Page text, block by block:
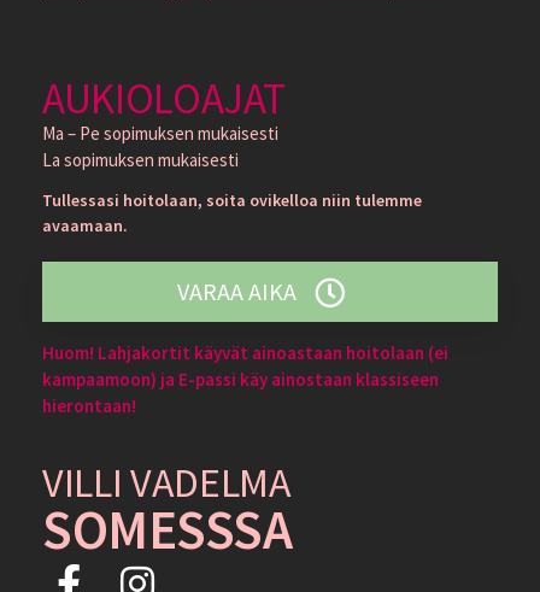
AUKIOLOAJAT
Ma – Pe sopimuksen mukaisesti
La sopimuksen mukaisesti
Tullessasi hoitolaan, soita ovikelloa niin tulemme
avaamaan.
VARAA AIKA
Huom! Lahjakortit käyvät ainoastaan hoitolaan (ei
kampaamoon) ja E-passi käy ainostaan klassiseen
hierontaan!
VILLI VADELMA
SOMESSSA